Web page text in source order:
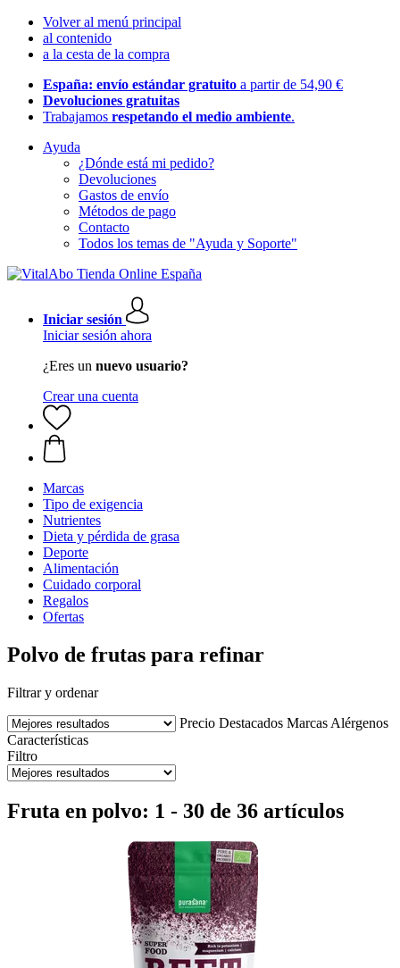
Volver al menú principal
al contenido
a la cesta de la compra
España: envío estándar gratuito a partir de 54,90 €
Devoluciones gratuitas
Trabajamos respetando el medio ambiente.
Ayuda
¿Dónde está mi pedido?
Devoluciones
Gastos de envío
Métodos de pago
Contacto
Todos los temas de "Ayuda y Soporte"
Iniciar sesión
Iniciar sesión ahora
¿Eres un nuevo usuario?
Crear una cuenta
Marcas
Tipo de exigencia
Nutrientes
Dieta y pérdida de grasa
Deporte
Alimentación
Cuidado corporal
Regalos
Ofertas
Polvo de frutas para refinar
Filtrar y ordenar
Precio Destacados Marcas Alérgenos
Características
Filtro
Fruta en polvo: 1 - 30 de 36 artículos